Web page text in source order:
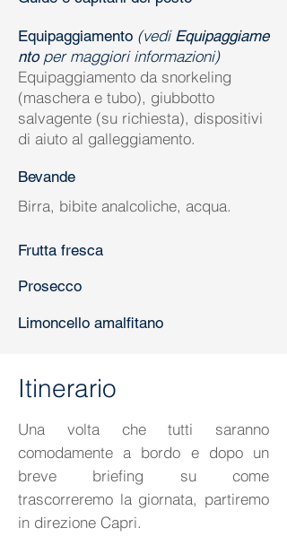
Equipaggiamento (vedi Equipaggiame
nto per maggiori informazioni)
Equipaggiamento da snorkeling
(maschera e tubo), giubbotto
salvagente (su richiesta), dispositivi
di aiuto al galleggiamento.
Bevande
Birra, bibite analcoliche, acqua.
Frutta fresca
Prosecco
Limoncello amalfitano
Itinerario
Una volta che tutti saranno
comodamente a bordo e dopo un
breve briefing su come
trascorreremo la giornata, partiremo
in direzione Capri.